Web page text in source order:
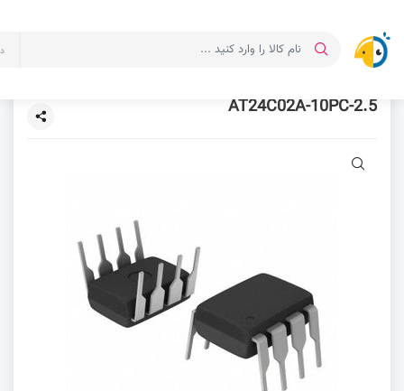
AT24C02A-10PC-2.5